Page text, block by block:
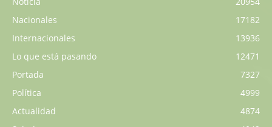
Nacionales
17182
Internacionales
13936
Lo que está pasando
12471
Portada
7327
Política
4999
Actualidad
4874